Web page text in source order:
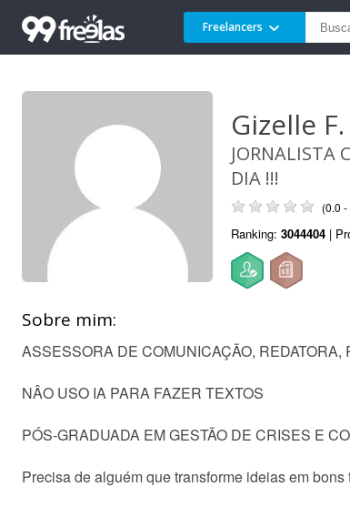
Freelancers
Gizelle F.
JORNALISTA
DIA !!!
(0.0
Ranking: 3044404 |
Sobre mim:
ASSESSORA DE COMUNICAÇÃO,
NÂO USO IA PARA FAZER TEXTOS
PÓS-GRADUADA EM GESTÃO DE CRISES E
Precisa de alguém que transforme ideias em